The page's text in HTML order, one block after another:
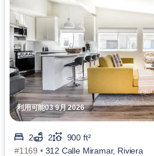
利用可能03 9月 2026
2 2
900 ft²
#1169 • 312 Calle Miramar, Riviera